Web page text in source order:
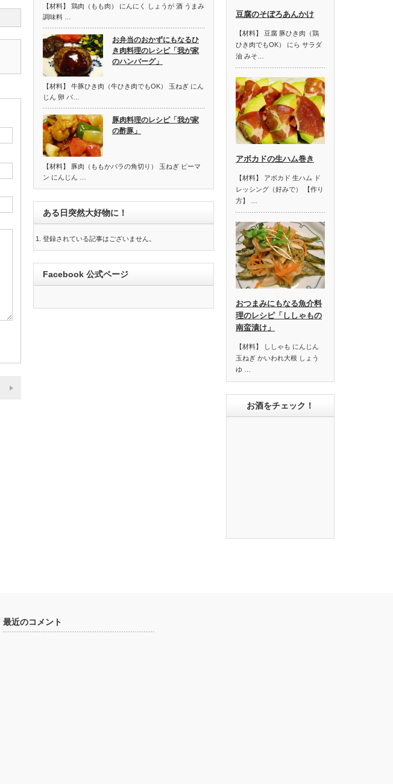
【材料】 鶏肉（もも肉） にんにく しょうが 酒 うまみ
調味料 …
お弁当のおかずにもなるひ
き肉料理のレシピ「我が家
のハンバーグ」
【材料】 牛豚ひき肉（牛ひき肉でもOK） 玉ねぎ にん
じん 卵 パ…
豚肉料理のレシピ「我が家
の酢豚」
【材料】 豚肉（ももかバラの角切り） 玉ねぎ ピーマ
ン にんじん …
ある日突然大好物に！
登録されている記事はございません。
Facebook 公式ページ
豆腐のそぼろあんかけ
【材料】 豆腐 豚ひき肉（鶏
ひき肉でもOK） にら サラダ
油 みそ…
アボカドの生ハム巻き
【材料】 アボカド 生ハム ド
レッシング（好みで） 【作り
方】 …
おつまみにもなる魚介料
理のレシピ「ししゃもの
南蛮漬け」
【材料】 ししゃも にんじん
玉ねぎ かいわれ大根 しょう
ゆ …
お酒をチェック！
最近のコメント